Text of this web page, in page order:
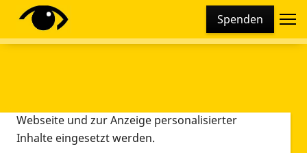
Spenden
Diese Webseite setzt verschiedene Cookies und
Tracking-Tools ein. Dies beinhaltet Cookies und
Webseite und zur Anzeige personalisierter
Inhalte eingesetzt werden.